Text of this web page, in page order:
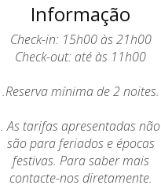
Informação
Check-in: 15h00 às 21h00
Check-out: até às 11h00
.Reserva mínima de 2 noites.
. As tarifas apresentadas não
são para feriados e épocas
festivas. Para saber mais
contacte-nos diretamente.